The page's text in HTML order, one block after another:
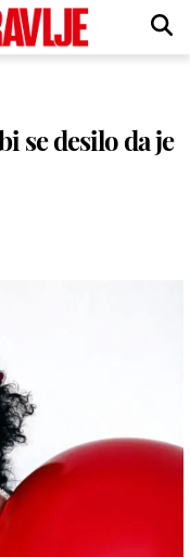
se desilo da je